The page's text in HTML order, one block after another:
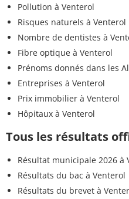
Pollution à Venterol
Risques naturels à Venterol
Nombre de dentistes à
Fibre optique à Venterol
Prénoms donnés dans les
Entreprises à Venterol
Prix immobilier à Venterol
Hôpitaux à Venterol
Tous les résultats
Résultat municipale 2026 à
Résultats du bac à Venterol
Résultats du brevet à